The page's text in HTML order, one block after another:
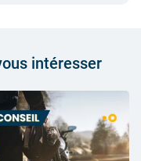
intéresser